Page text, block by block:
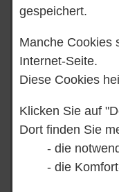
gespeichert.
Manche Cookies
Internet-Seite.
Diese Cookies
Klicken Sie auf
Dort finden Sie
- die
- die
Start
Vorlesen